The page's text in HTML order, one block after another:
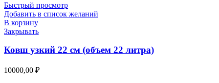
Быстрый просмотр
Добавить в список желаний
В корзину
Закрывать
Ковш узкий 22 см (объем 22 литра)
10000,00 ₽